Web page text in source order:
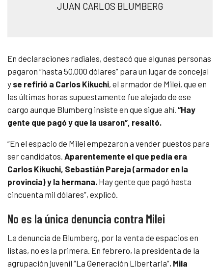
JUAN CARLOS BLUMBERG
En declaraciones radiales, destacó que algunas personas
pagaron “hasta 50.000 dólares” para un lugar de concejal
y se refirió a Carlos Kikuchi, el armador de Milei, que en
las últimas horas supuestamente fue alejado de ese
cargo aunque Blumberg insiste en que sigue ahí. “Hay
gente que pagó y que la usaron”, resaltó.
“En el espacio de Milei empezaron a vender puestos para
ser candidatos. Aparentemente el que pedía era
Carlos Kikuchi, Sebastián Pareja (armador en la
provincia) y la hermana. Hay gente que pagó hasta
cincuenta mil dólares”, explicó.
No es la única denuncia contra Milei
La denuncia de Blumberg, por la venta de espacios en
listas, no es la primera. En febrero, la presidenta de la
agrupación juvenil “La Generación Libertaria”, Mila